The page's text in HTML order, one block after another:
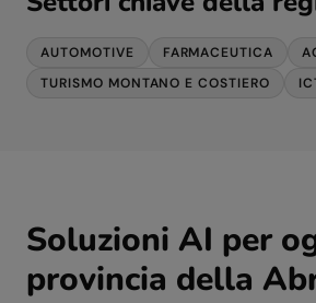
AUTOMOTIVE FARMACEUTICA
TURISMO MONTANO E COSTIERO
Soluzioni AI per
provincia della